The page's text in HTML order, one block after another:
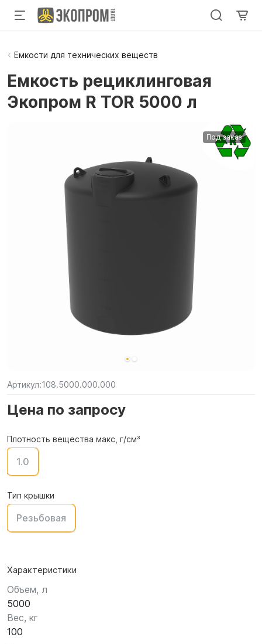
Емкости для технических веществ
Емкость рециклинговая
Экопром R TOR 5000 л
Под заказ
Артикул:108.5000.000.000
Цена по запросу
Плотность вещества макс, г/см³
1.0
Тип крышки
Резьбовая
Характеристики
Объем, л
5000
Вес, кг
100